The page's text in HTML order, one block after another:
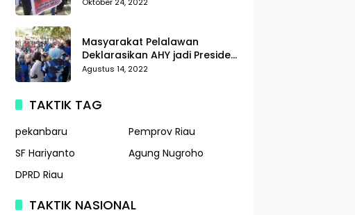
Oktober 24, 2022
Masyarakat Pelalawan
Deklarasikan AHY jadi Presiden
dalam Gerak Jalan Santai
Agustus 14, 2022
TAKTIK TAG
pekanbaru
Pemprov Riau
SF Hariyanto
Agung Nugroho
DPRD Riau
TAKTIK NASIONAL